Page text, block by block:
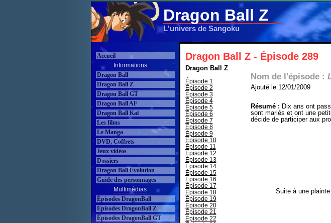
Dragon Ball Z
L'univers de Sangoku
Accueil
Informations
Dragon Ball
Dragon Ball Z
Dragon Ball GT
Dragon Ball AF
Dragon Ball Kaï
Les films
Le Manga
DVD, Coffrets
Jeux vidéos
Dossiers
Dragon Ball Evolution
Guide des personnages
Multimédias
Épisodes DragonBall
Épisodes DragonBall Z
Épisodes DragonBall GT
Dragon Ball Z - Épisode 289
Dragon Ball Z
Épisode 1
Épisode 2
Épisode 3
Épisode 4
Épisode 5
Épisode 6
Épisode 7
Épisode 8
Épisode 9
Épisode 10
Épisode 11
Épisode 12
Épisode 13
Épisode 14
Épisode 15
Épisode 16
Épisode 17
Épisode 18
Épisode 19
Épisode 20
Épisode 21
Épisode 22
Nom de l'épisode :
Ajouté le 12/01/2009
Résumé : Dix ans ont
sont mariés et ont une
décide de participer aux
Suite à une